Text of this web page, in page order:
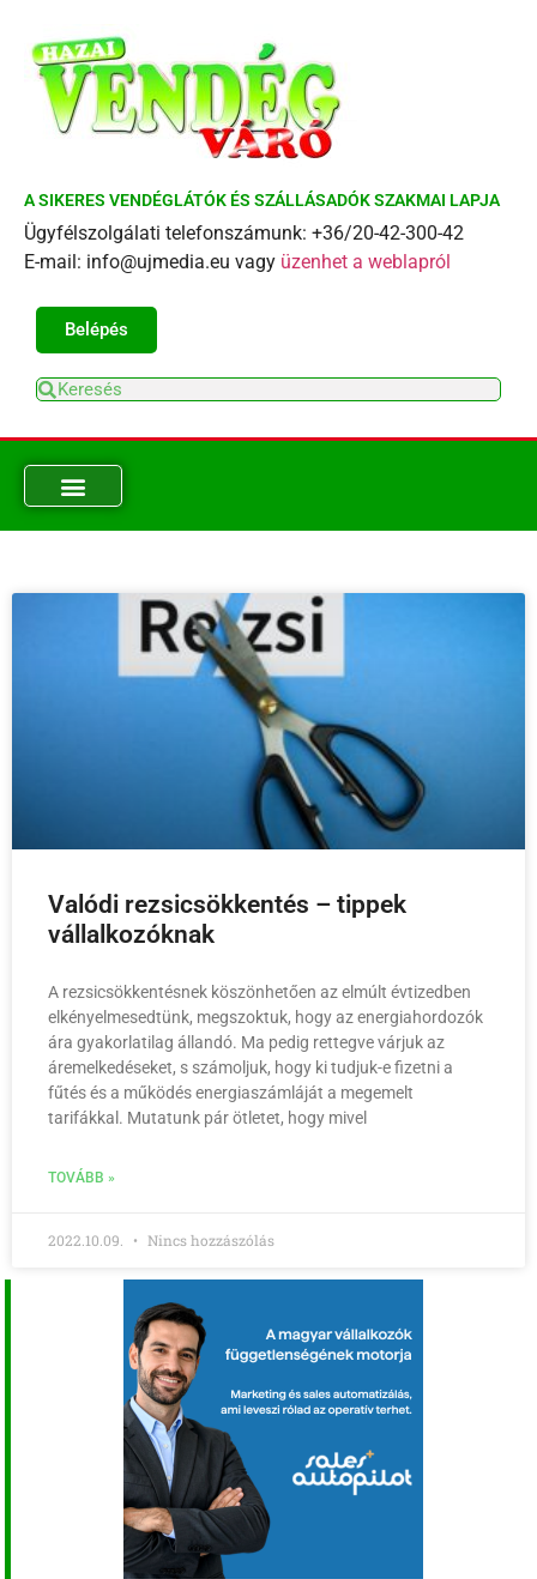
A SIKERES VENDÉGLÁTÓK ÉS SZÁLLÁSADÓK SZAKMAI LAPJA
Ügyfélszolgálati telefonszámunk: +36/20-42-300-42
E-mail: info@ujmedia.eu vagy üzenhet a weblapról
Belépés
Valódi rezsicsökkentés – tippek
vállalkozóknak
A rezsicsökkentésnek köszönhetően az elmúlt évtizedben
elkényelmesedtünk, megszoktuk, hogy az energiahordozók
ára gyakorlatilag állandó. Ma pedig rettegve várjuk az
áremelkedéseket, s számoljuk, hogy ki tudjuk-e fizetni a
fűtés és a működés energiaszámláját a megemelt
tarifákkal. Mutatunk pár ötletet, hogy mivel
TOVÁBB »
2022.10.09. Nincs hozzászólás